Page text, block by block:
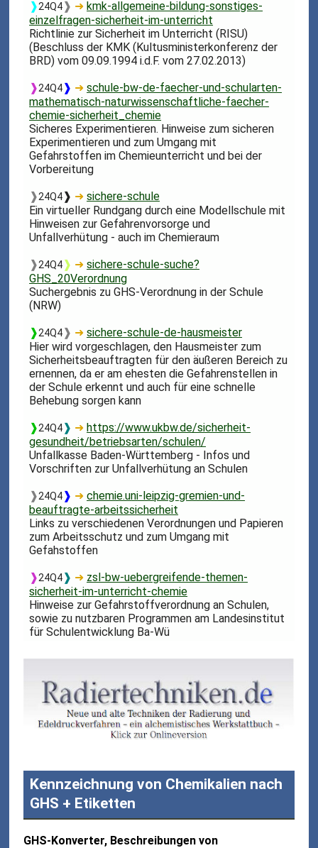
❱24Q4❱ ➜kmk-allgemeine-bildung-sonstiges-
einzelfragen-sicherheit-im-unterricht
Richtlinie zur Sicherheit im Unterricht (RISU)
(Beschluss der KMK (Kultusministerkonferenz der
BRD) vom 09.09.1994 i.d.F. vom 27.02.2013)
❱24Q4❱ ➜schule-bw-de-faecher-und-schularten-
mathematisch-naturwissenschaftliche-faecher-
chemie-sicherheit_chemie
Sicheres Experimentieren. Hinweise zum sicheren
Experimentieren und zum Umgang mit
Gefahrstoffen im Chemieunterricht und bei der
Vorbereitung
❱24Q4❱ ➜sichere-schule
Ein virtueller Rundgang durch eine Modellschule mit
Hinweisen zur Gefahrenvorsorge und
Unfallverhütung - auch im Chemieraum
❱24Q4❱ ➜sichere-schule-suche?
GHS_20Verordnung
Suchergebnis zu GHS-Verordnung in der Schule
(NRW)
❱24Q4❱ ➜sichere-schule-de-hausmeister
Hier wird vorgeschlagen, den Hausmeister zum
Sicherheitsbeauftragten für den äußeren Bereich zu
ernennen, da er am ehesten die Gefahrenstellen in
der Schule erkennt und auch für eine schnelle
Behebung sorgen kann
❱24Q4❱ ➜https://www.ukbw.de/sicherheit-
gesundheit/betriebsarten/schulen/
Unfallkasse Baden-Württemberg - Infos und
Vorschriften zur Unfallverhütung an Schulen
❱24Q4❱ ➜chemie.uni-leipzig-gremien-und-
beauftragte-arbeitssicherheit
Links zu verschiedenen Verordnungen und Papieren
zum Arbeitsschutz und zum Umgang mit
Gefahstoffen
❱24Q4❱ ➜ zsl-bw-uebergreifende-themen-
sicherheit-im-unterricht-chemie
Hinweise zur Gefahrstoffverordnung an Schulen,
sowie zu nutzbaren Programmen am Landesinstitut
für Schulentwicklung Ba-Wü
Kennzeichnung von Chemikalien nach
GHS + Etiketten
GHS-Konverter, Beschreibungen von